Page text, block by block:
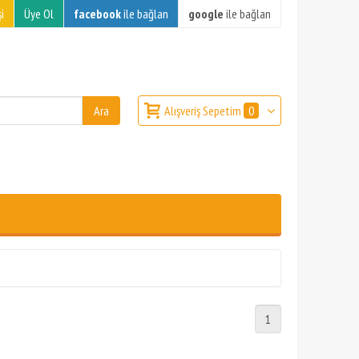
Üye Ol facebookile bağlan google ile bağlan
Alışveriş Sepetim 0
1